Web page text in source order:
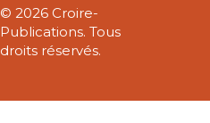
© 2026 Croire-
Publications. Tous
droits réservés.